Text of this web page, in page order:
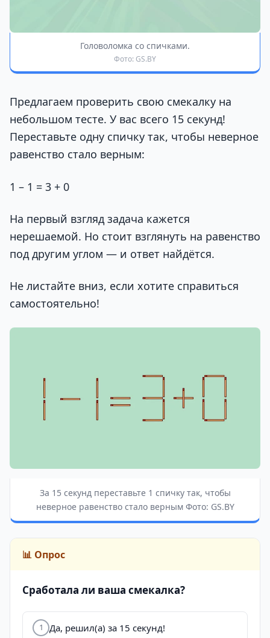
Головоломка со спичками.
Фото: GS.BY
Предлагаем проверить свою смекалку на
небольшом тесте. У вас всего 15 секунд!
Переставьте одну спичку так, чтобы неверное
равенство стало верным:
1 – 1 = 3 + 0
На первый взгляд задача кажется
нерешаемой. Но стоит взглянуть на равенство
под другим углом — и ответ найдётся.
Не листайте вниз, если хотите справиться
самостоятельно!
За 15 секунд переставьте 1 спичку так, чтобы
неверное равенство стало верным Фото: GS.BY
📊 Опрос
Сработала ли ваша смекалка?
1 Да, решил(а) за 15 секунд!